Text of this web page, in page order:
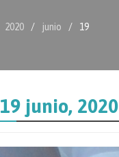
2020 junio 19
19 junio, 2020